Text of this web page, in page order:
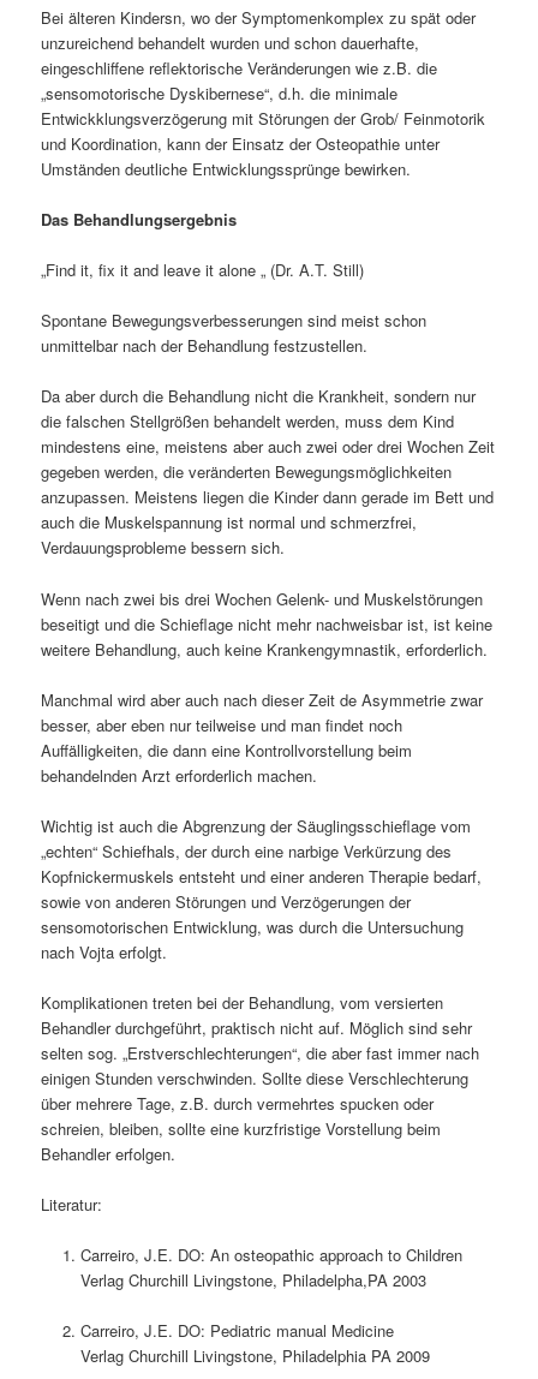
Bei älteren Kindersn, wo der Symptomenkomplex zu spät oder
unzureichend behandelt wurden und schon dauerhafte,
eingeschliffene reflektorische Veränderungen wie z.B. die
„sensomotorische Dyskibernese“, d.h. die minimale
Entwickklungsverzögerung mit Störungen der Grob/ Feinmotorik
und Koordination, kann der Einsatz der Osteopathie unter
Umständen deutliche Entwicklungssprünge bewirken.
Das Behandlungsergebnis
„Find it, fix it and leave it alone „ (Dr. A.T. Still)
Spontane Bewegungsverbesserungen sind meist schon
unmittelbar nach der Behandlung festzustellen.
Da aber durch die Behandlung nicht die Krankheit, sondern nur
die falschen Stellgrößen behandelt werden, muss dem Kind
mindestens eine, meistens aber auch zwei oder drei Wochen Zeit
gegeben werden, die veränderten Bewegungsmöglichkeiten
anzupassen. Meistens liegen die Kinder dann gerade im Bett und
auch die Muskelspannung ist normal und schmerzfrei,
Verdauungsprobleme bessern sich.
Wenn nach zwei bis drei Wochen Gelenk- und Muskelstörungen
beseitigt und die Schieflage nicht mehr nachweisbar ist, ist keine
weitere Behandlung, auch keine Krankengymnastik, erforderlich.
Manchmal wird aber auch nach dieser Zeit de Asymmetrie zwar
besser, aber eben nur teilweise und man findet noch
Auffälligkeiten, die dann eine Kontrollvorstellung beim
behandelnden Arzt erforderlich machen.
Wichtig ist auch die Abgrenzung der Säuglingsschieflage vom
„echten“ Schiefhals, der durch eine narbige Verkürzung des
Kopfnickermuskels entsteht und einer anderen Therapie bedarf,
sowie von anderen Störungen und Verzögerungen der
sensomotorischen Entwicklung, was durch die Untersuchung
nach Vojta erfolgt.
Komplikationen treten bei der Behandlung, vom versierten
Behandler durchgeführt, praktisch nicht auf. Möglich sind sehr
selten sog. „Erstverschlechterungen“, die aber fast immer nach
einigen Stunden verschwinden. Sollte diese Verschlechterung
über mehrere Tage, z.B. durch vermehrtes spucken oder
schreien, bleiben, sollte eine kurzfristige Vorstellung beim
Behandler erfolgen.
Literatur:
Carreiro, J.E. DO: An osteopathic approach to Children
Verlag Churchill Livingstone, Philadelpha,PA 2003
Carreiro, J.E. DO: Pediatric manual Medicine
Verlag Churchill Livingstone, Philadelphia PA 2009